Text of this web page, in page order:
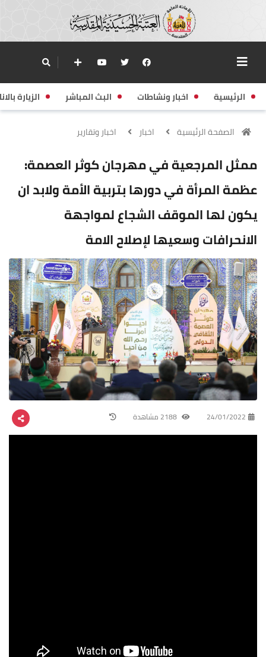
الرئيسية اخبار ونشاطات البث المباشر الزيارة
الصفحة الرئيسية اخبار اخبار وتقارير
ممثل المرجعية في مهرجان كوثر العصمة:
عظمة المرأة في دورها بتربية الأمة ولابد ان
يكون لها الموقف الشجاع لمواجهة
الانحرافات وسعيها لإصلاح الامة
24/01/2022